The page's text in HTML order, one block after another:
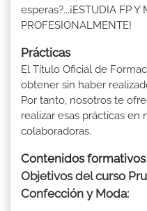
esperas?...¡ESTUDIA FP Y
PROFESIONALMENTE!
Prácticas
El Título Oficial de
obtener sin haber
Por tanto, nosotros te
realizar esas prácticas en
colaboradoras.
Contenidos formativos
Objetivos del curso
Confección y Moda: